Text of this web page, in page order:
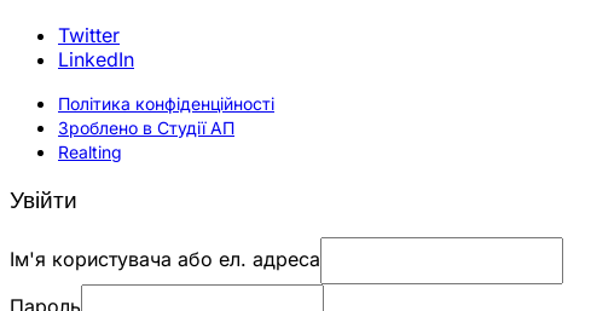
Twitter
LinkedIn
Політика конфіденційності
Зроблено в Студії АП
Realting
Увійти
Ім'я користувача або ел. адреса